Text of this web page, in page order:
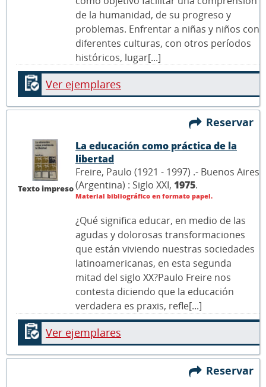
de la humanidad, de su progreso y
problemas. Enfrentar a niñas y niños con
diferentes culturas, con otros períodos
históricos, lugar[...]
Ver ejemplares
Reservar
Texto impreso
La educación como práctica de la
libertad
Freire, Paulo (1921 - 1997) .- Buenos Aires
(Argentina) : Siglo XXI, 1975.
Material bibliográfico en formato papel.
¿Qué significa educar, en medio de las
agudas y dolorosas transformaciones
que están viviendo nuestras sociedades
latinoamericanas, en esta segunda
mitad del siglo XX?Paulo Freire nos
contesta diciendo que la educación
verdadera es praxis, refle[...]
Ver ejemplares
Reservar